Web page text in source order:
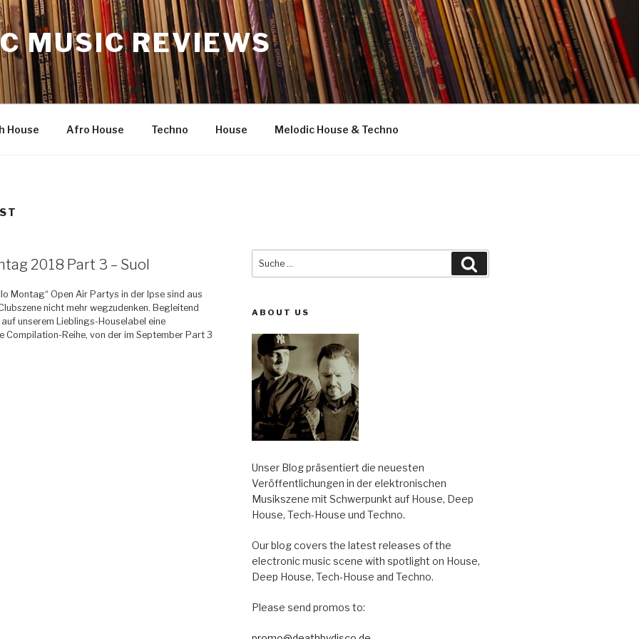
MUSIC REVIEWS
House Afro House Techno House Melodic House & Techno
2018 Part 3 – Suol
Montag“ Open Air Partys in der Ipse sind aus
nicht mehr wegzudenken. Begleitend
unserem Lieblings-Houselabel eine
Compilation-Reihe, von der im September Part 3
Suche
ABOUT US
Unser Blog präsentiert die neuesten
Veröffentlichungen in der elektronischen
Musikszene mit Schwerpunkt auf House, Deep
House, Tech-House und Techno.
Our blog covers the latest releases of the
electronic music scene with spotlight on House,
Deep House, Tech-House and Techno.
Please send promos to: